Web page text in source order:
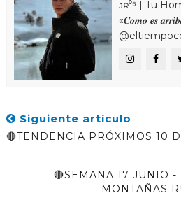
ᴊʀ⁰⁶ | Tu
«𝑪𝒐𝒎𝒐 𝒆𝒔
Siguiente artículo
🔴TENDENCIA PRÓXIMOS 10
🔴SEMANA 17 JUNIO -
MONTAÑAS